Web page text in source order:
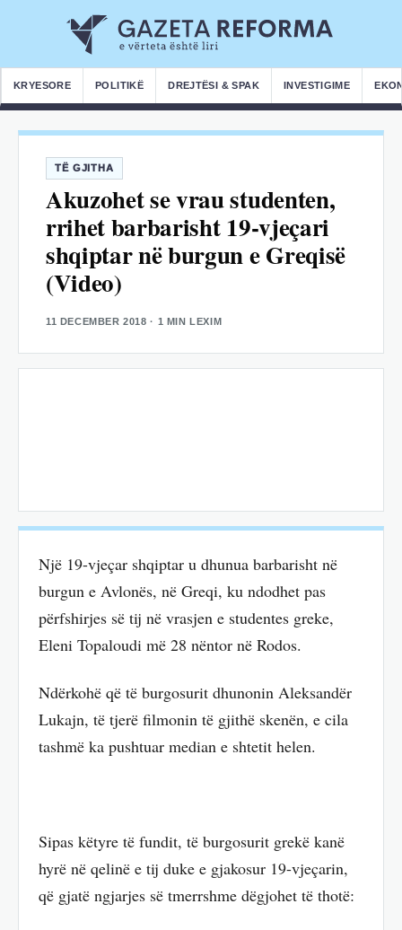
KRYESORE POLITIKË DREJTËSI & SPAK INVESTIGIME
TË GJITHA
Akuzohet se vrau studenten,
rrihet barbarisht 19-vjeçari
shqiptar në burgun e Greqisë
(Video)
11 DECEMBER 2018 · 1 MIN LEXIM
Një 19-vjeçar shqiptar u dhunua barbarisht në
burgun e Avlonës, në Greqi, ku ndodhet pas
përfshirjes së tij në vrasjen e studentes greke,
Eleni Topaloudi më 28 nëntor në Rodos.
Ndërkohë që të burgosurit dhunonin Aleksandër
Lukajn, të tjerë filmonin të gjithë skenën, e cila
tashmë ka pushtuar median e shtetit helen.
Sipas këtyre të fundit, të burgosurit grekë kanë
hyrë në qelinë e tij duke e gjakosur 19-vjeçarin,
që gjatë ngjarjes së tmerrshme dëgjohet të thotë: